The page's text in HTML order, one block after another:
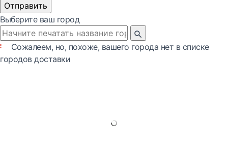
Отправить
Выберите ваш город
Сожалеем, но, похоже, вашего города нет в списке
городов доставки